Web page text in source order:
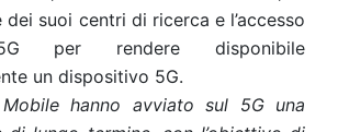
suoi centri di ricerca e l’accesso
per rendere disponibile
un dispositivo 5G.
hanno avviato sul 5G una